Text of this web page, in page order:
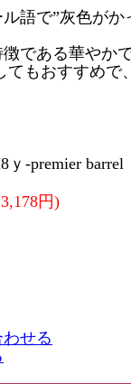
語で”灰色がか
である華やか
もおすすめで
ｙ-premier barrel
円)
せる